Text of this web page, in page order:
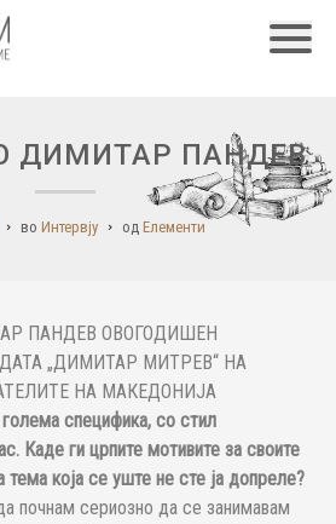
ДИМИТАР ПАНДЕВ
во Интервју од Елементи
ПАНДЕВ ОВОГОДИШЕН
„ДИМИТАР МИТРЕВ“ НА
НА МАКЕДОНИЈА
специфика, со стил
Каде ги црпите мотивите за своите
која се уште не сте ја допреле?
почнам сериозно да се занимавам